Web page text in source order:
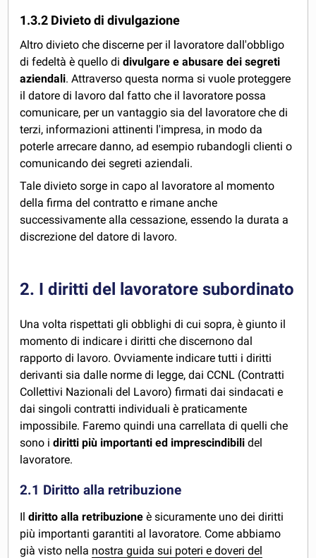
1.3.2 Divieto di divulgazione
Altro divieto che discerne per il lavoratore dall'obbligo
di fedeltà è quello di divulgare e abusare dei segreti
aziendali. Attraverso questa norma si vuole proteggere
il datore di lavoro dal fatto che il lavoratore possa
comunicare, per un vantaggio sia del lavoratore che di
terzi, informazioni attinenti l'impresa, in modo da
poterle arrecare danno, ad esempio rubandogli clienti o
comunicando dei segreti aziendali.
Tale divieto sorge in capo al lavoratore al momento
della firma del contratto e rimane anche
successivamente alla cessazione, essendo la durata a
discrezione del datore di lavoro.
2. I diritti del lavoratore subordinato
Una volta rispettati gli obblighi di cui sopra, è giunto il
momento di indicare i diritti che discernono dal
rapporto di lavoro. Ovviamente indicare tutti i diritti
derivanti sia dalle norme di legge, dai CCNL (Contratti
Collettivi Nazionali del Lavoro) firmati dai sindacati e
dai singoli contratti individuali è praticamente
impossibile. Faremo quindi una carrellata di quelli che
sono idiritti più importanti ed imprescindibilidel
lavoratore.
2.1 Diritto alla retribuzione
Ildiritto alla retribuzione è sicuramente uno dei diritti
più importanti garantiti al lavoratore. Come abbiamo
già visto nella nostra guida sui poteri e doveri del